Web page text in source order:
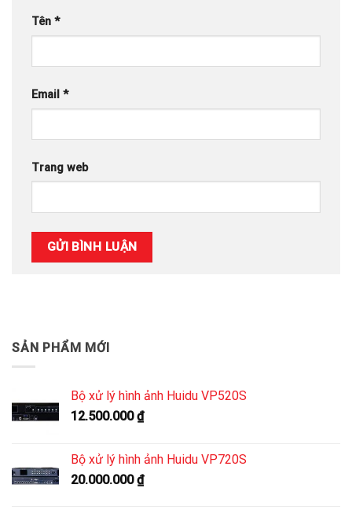
Tên *
Email *
Trang web
SẢN PHẨM MỚI
Bộ xử lý hình ảnh Huidu VP520S
12.500.000₫
Bộ xử lý hình ảnh Huidu VP720S
20.000.000₫